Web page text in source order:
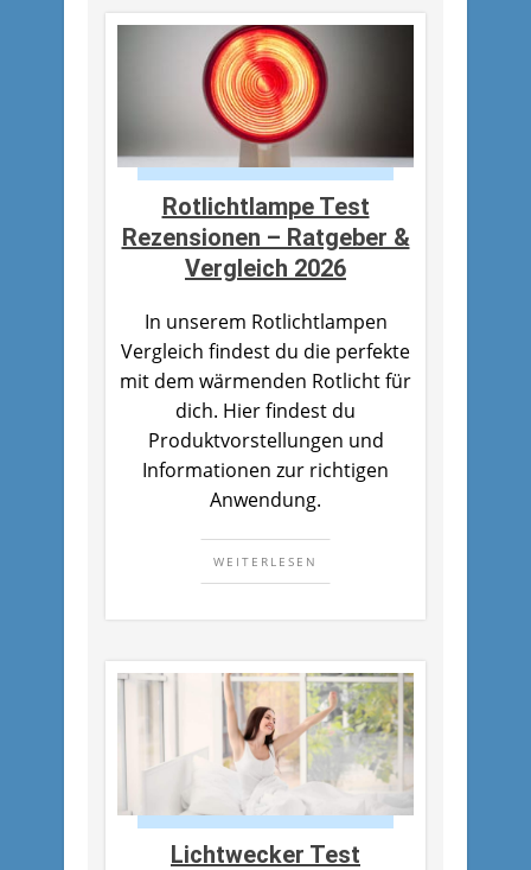
Rotlichtlampe Test
Rezensionen – Ratgeber &
Vergleich 2026
In unserem Rotlichtlampen
Vergleich findest du die perfekte
mit dem wärmenden Rotlicht für
dich. Hier findest du
Produktvorstellungen und
Informationen zur richtigen
Anwendung.
WEITERLESEN
Lichtwecker Test